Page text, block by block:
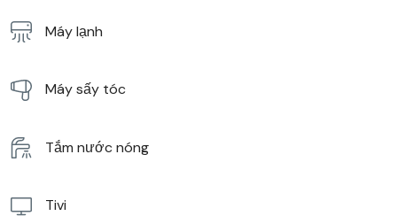
Máy lạnh
Máy sấy tóc
Tắm nước nóng
Tivi